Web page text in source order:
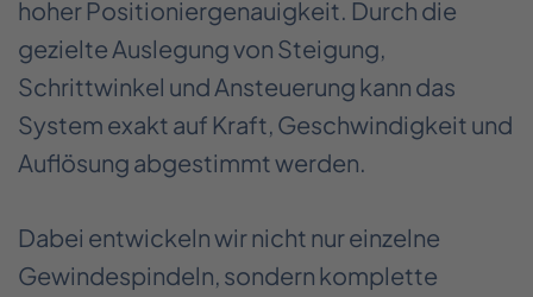
hoher Positioniergenauigkeit. Durch die
gezielte Auslegung von Steigung,
Schrittwinkel und Ansteuerung kann das
System exakt auf Kraft, Geschwindigkeit und
Auflösung abgestimmt werden.
Dabei entwickeln wir nicht nur einzelne
Gewindespindeln, sondern komplette